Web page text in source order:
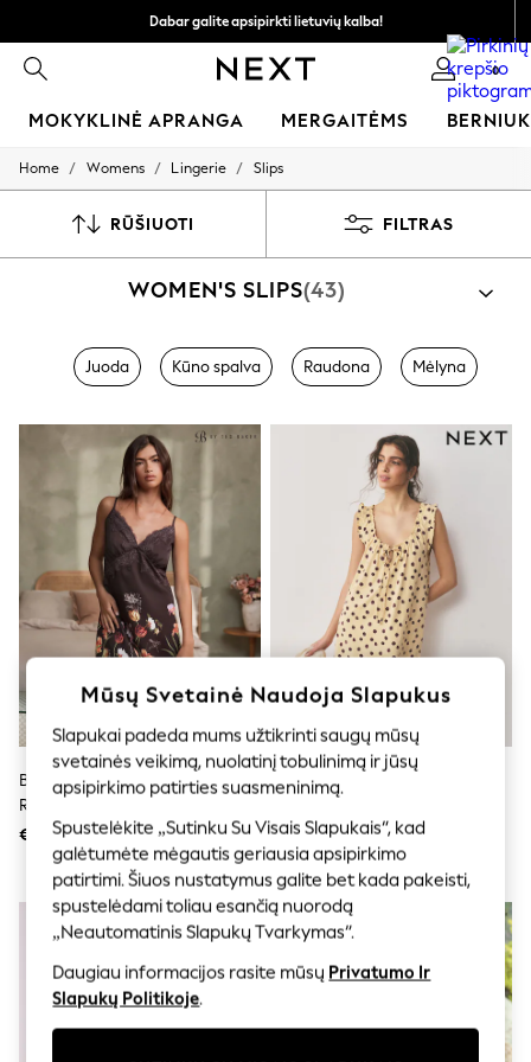
Dabar galite apsipirkti lietuvių kalba!
Greičiau ir saugiau,
atsiskaitymas naudojantis „Mokėjimas per banką“
0
MOKYKLINĖ APRANGA MERGAITĖMS
SCHOOLWEAR
Shoes
Shirts
Coats & Jackets
Underwear
Multipacks
All Boys Sport & Swimwear
Trainers & Pumps
Swimwear
Tops
Shorts
Joggers
adidas
Nike
All Girls Schoolwear
Shoes
Trousers
Shirts
Polo Shirts
Sweatshirts
Coats & Jackets
Underwear
Socks & Tights
Multipacks
All Girls Sports & Swimwear
Trainers & Pumps
Swimwear
Tops
Leggings
Shorts
Home / Womens / Lingerie / Slips
RŪŠIUOTI FILTRAS
WOMEN'S SLIPS(43)
Juoda Kūno spalva Raudona Mėlyna
B By Ted Baker Šokoladinės
Rudos Spalvos Gėlėta Atlasinė
Naktinė Kelnaitė
€48
Geltona Dėmė - Džersio Slipas
€20
Mūsų Svetainė Naudoja Slapukus
Slapukai padeda mums užtikrinti saugų mūsų
svetainės veikimą, nuolatinį tobulinimą ir jūsų
apsipirkimo patirties suasmeninimą.
Spustelėkite „Sutinku Su Visais Slapukais“, kad
galėtumėte mėgautis geriausia apsipirkimo
patirtimi. Šiuos nustatymus galite bet kada pakeisti,
spustelėdami toliau esančią nuorodą
„Neautomatinis Slapukų Tvarkymas“.
Daugiau informacijos rasite mūsų Privatumo Ir
Slapukų Politikoje.